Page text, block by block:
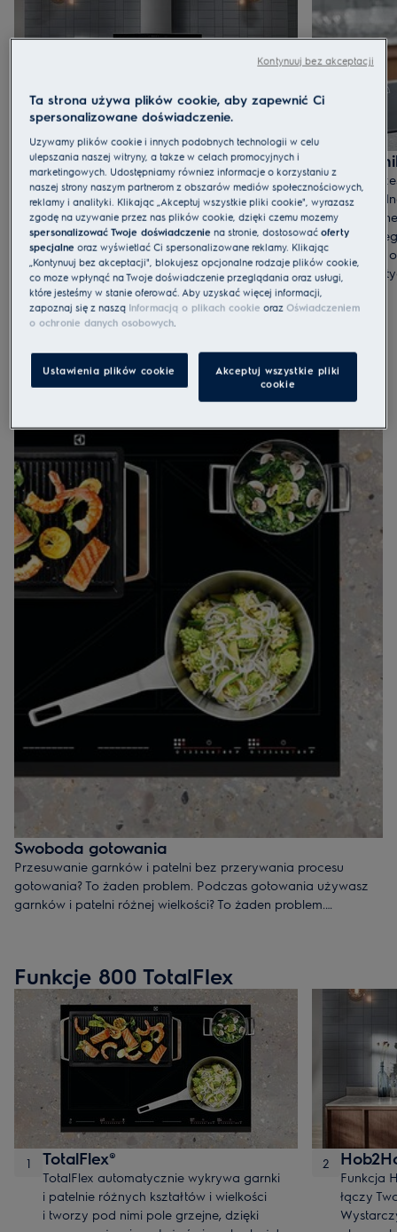
1 Hob2Hood®
Funkcja Hob2Hood® bezprzewodowo
łączy Twoją płytę grzewczą z okapem.
Wystarczy rozpocząć gotowanie, aby
okap automatycznie dostosował swoje
ustawienia, zapewniając odpowiednią siłę
wyciągu do ustawienia mocy grzania płyty.
być
Swoboda gotowania
Przesuwanie garnków i patelni bez przerywania procesu
gotowania? To żaden problem. Podczas gotowania używasz
garnków i patelni różnej wielkości? To żaden problem.
Funkcje 800 TotalFlex
1 TotalFlex®
TotalFlex automatycznie wykrywa garnki
i patelnie różnych kształtów i wielkości
i tworzy pod nimi pole grzejne, dzięki
2
Funkcja
łączy
Ta strona używa plików cookie, aby zapewnić Ci
spersonalizowane doświadczenie.
Używamy plików cookie i innych podobnych technologii w celu
ulepszania naszej witryny, a także w celach promocyjnych i
marketingowych. Udostępniamy również informacje o korzystaniu z
naszej strony naszym partnerom z obszarów mediów społecznościowych,
reklamy i analityki. Klikając „Akceptuj wszystkie pliki cookie", wyrażasz
zgodę na używanie przez nas plików cookie, dzięki czemu możemy
spersonalizować Twoje doświadczenie na stronie, dostosowaćoferty
specjalne oraz wyświetlać Ci spersonalizowane reklamy. Klikając
„Kontynuuj bez akceptacji", blokujesz opcjonalne rodzaje plików cookie,
co może wpłynąć na Twoje doświadczenie przeglądania oraz usługi,
które jesteśmy w stanie oferować. Aby uzyskać więcej informacji,
zapoznaj się z naszą Informacją o plikach cookie orazOświadczeniem
o ochronie danych osobowych.
Ustawienia plików cookie
Akceptuj wszystkie pliki
cookie
Kontynuuj bez akceptacji